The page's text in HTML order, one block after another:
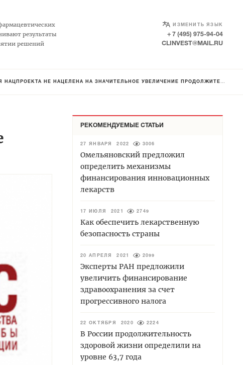
результаты
решений
ИЗМЕНИТЬ ЯЗЫК
SELECT LANGUAGE
+ 7 (495) 975-94-04
CLINVEST@MAIL.RU
НЕ НАЦЕЛЕНА НА ЗНАЧИТЕЛЬНОЕ УВЕЛИЧЕНИЕ ПРОДОЛЖИТЕЛЬНОСТИ ЖИЗНИ
РЕКОМЕНДУЕМЫЕ СТАТЬИ
27 ЯНВАРЯ 2022 3006
Омельяновский предложил
определить механизмы
финансирования инновационных
лекарств
17 ИЮЛЯ 2021 2749
Как обеспечить лекарственную
безопасность страны
20 АПРЕЛЯ 2021 2099
Эксперты РАН предложили
увеличить финансирование
здравоохранения за счет
прогрессивного налога
22 ОКТЯБРЯ 2020 2224
В России продолжительность
здоровой жизни определили на
уровне 63,7 года